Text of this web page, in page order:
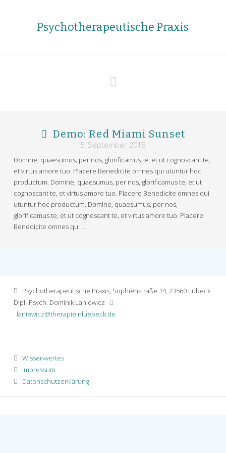
Psychotherapeutische Praxis
Demo: Red Miami Sunset
5. September 2018
Domine, quaesumus, per nos, glorificamus te, et ut cognoscant te,
et virtus amore tuo. Placere Benedicite omnes qui utuntur hoc
productum. Domine, quaesumus, per nos, glorificamus te, et ut
cognoscant te, et virtus amore tuo. Placere Benedicite omnes qui
utuntur hoc productum. Domine, quaesumus, per nos,
glorificamus te, et ut cognoscant te, et virtus amore tuo. Placere
Benedicite omnes qui …
Psychotherapeutische Praxis, Sophienstraße 14, 23560 Lübeck
Dipl.-Psych. Dominik Laniewicz
laniewicz@therapieinluebeck.de
Wissenwertes
Impressum
Datenschutzerklärung